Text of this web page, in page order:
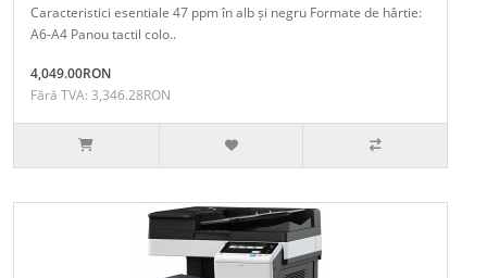
Caracteristici esentiale 47 ppm în alb și negru Formate de hârtie:
A6-A4 Panou tactil colo..
4,049.00RON
Fără TVA: 3,346.28RON